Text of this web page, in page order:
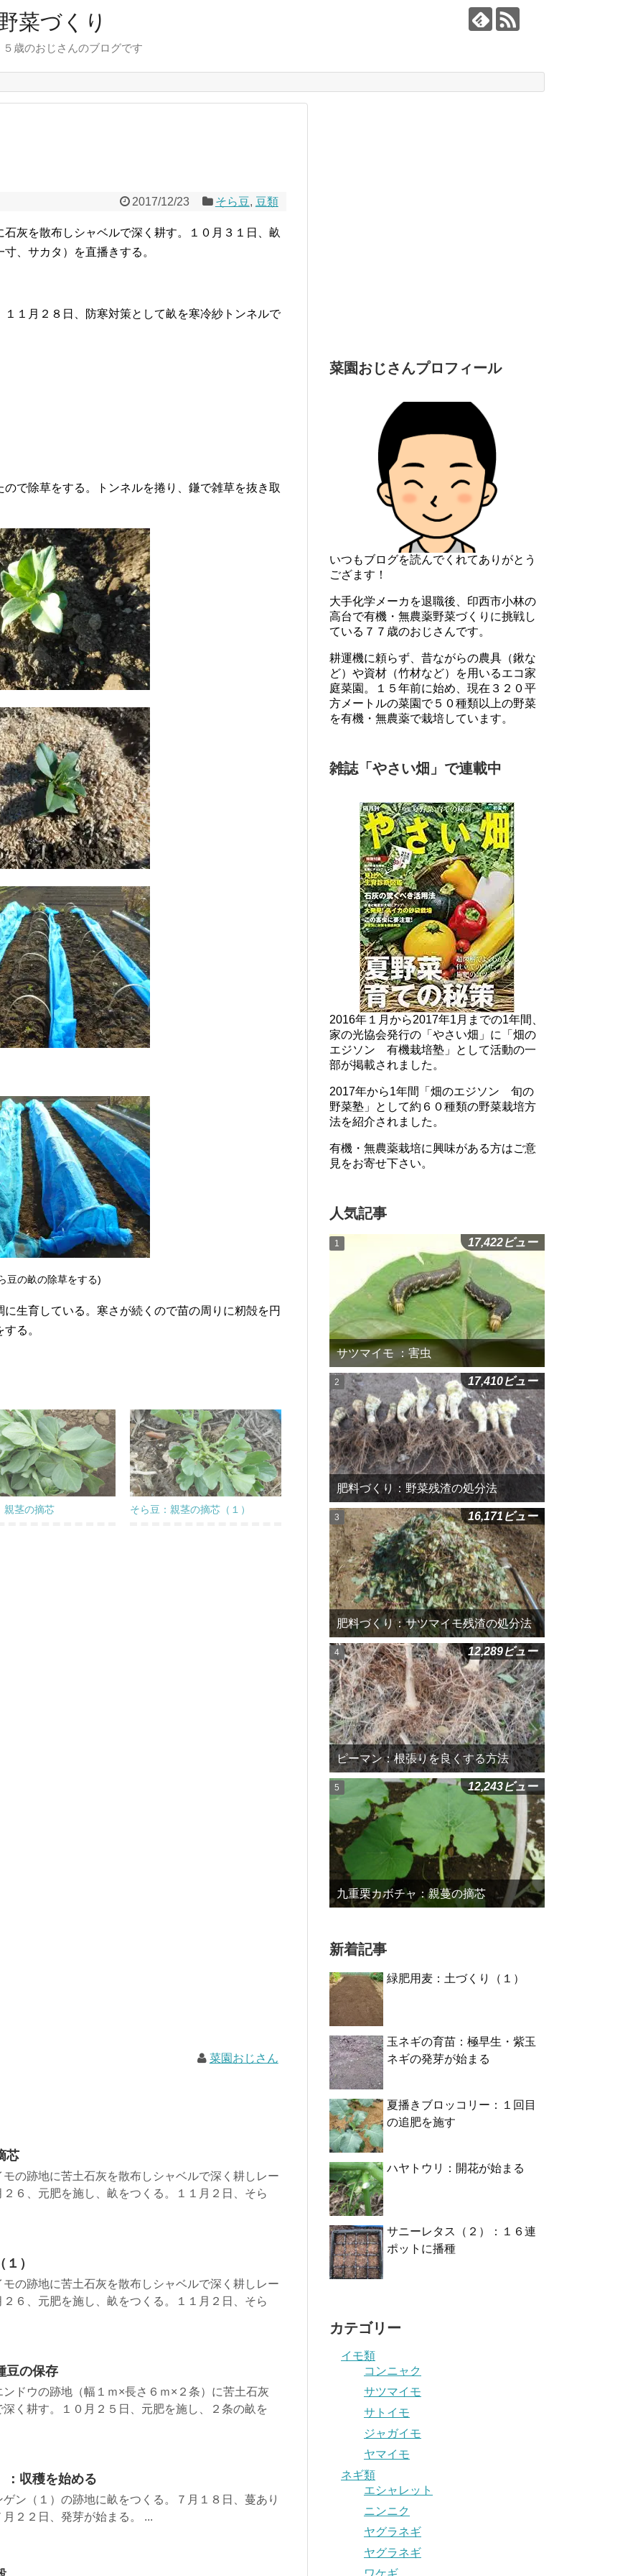
菜づくり
歳のおじさんのブログです
2017/12/23 そら豆, 豆類
灰を散布しシャベルで深く耕す。１０月３１日、畝
、サカタ）を直播きする。
１月２８日、防寒対策として畝を寒冷紗トンネルで
で除草をする。トンネルを捲り、鎌で雑草を抜き取
豆の畝の除草をする)
生育している。寒さが続くので苗の周りに籾殻を円
る。
親茎の摘芯 そら豆：親茎の摘芯（１）
菜園おじさん
芯
の跡地に苦土石灰を散布しシャベルで深く耕しレー
６、元肥を施し、畝をつくる。１１月２日、そら
）
の跡地に苦土石灰を散布しシャベルで深く耕しレー
６、元肥を施し、畝をつくる。１１月２日、そら
豆の保存
ドウの跡地（幅１ｍ×長さ６ｍ×２条）に苦土石灰
く耕す。１０月２５日、元肥を施し、２条の畝を
：収穫を始める
ン（１）の跡地に畝をつくる。７月１８日、蔓あり
２２日、発芽が始まる。 ...
菜園おじさんプロフィール
いつもブログを読んでくれてありがとう
ござます！
大手化学メーカを退職後、印西市小林の
高台で有機・無農薬野菜づくりに挑戦し
ている７７歳のおじさんです。
耕運機に頼らず、昔ながらの農具（鍬な
ど）や資材（竹材など）を用いるエコ家
庭菜園。１５年前に始め、現在３２０平
方メートルの菜園で５０種類以上の野菜
を有機・無農薬で栽培しています。
雑誌「やさい畑」で連載中
2016年１月から2017年1月までの1年間、
家の光協会発行の「やさい畑」に「畑の
エジソン 有機栽培塾」として活動の一
部が掲載されました。
2017年から1年間「畑のエジソン 旬の
野菜塾」として約６０種類の野菜栽培方
法を紹介されました。
有機・無農薬栽培に興味がある方はご意
見をお寄せ下さい。
人気記事
サツマイモ ：害虫
17,422ビュー
肥料づくり：野菜残渣の処分法
17,410ビュー
肥料づくり：サツマイモ残渣の処分法
16,171ビュー
ピーマン：根張りを良くする方法
12,289ビュー
九重栗カボチャ：親蔓の摘芯
12,243ビュー
新着記事
緑肥用麦：土づくり（１）
玉ネギの育苗：極早生・紫玉
ネギの発芽が始まる
夏播きブロッコリー：１回目
の追肥を施す
ハヤトウリ：開花が始まる
サニーレタス（２）：１６連
ポットに播種
カテゴリー
イモ類
コンニャク
サツマイモ
サトイモ
ジャガイモ
ヤマイモ
ネギ類
エシャレット
ニンニク
ヤグラネギ
ヤグラネギ
ワケギ